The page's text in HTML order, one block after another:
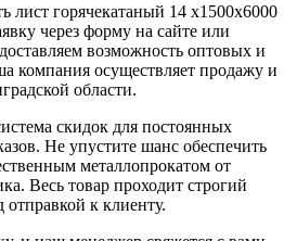
лист горячекатаный 14 х1500х6000
через форму на сайте или
возможность оптовых и
компания осуществляет продажу и
области.
скидок для постоянных
Не упустите шанс обеспечить
металлопрокатом от
Весь товар проходит строгий
отправкой к клиенту.